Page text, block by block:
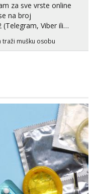
za sve vrste online
na broj
(Telegram, Viber ili
traži mušku osobu